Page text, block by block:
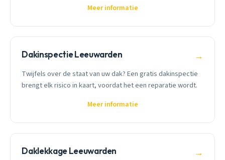
Meer informatie
Dakinspectie Leeuwarden →
Twijfels over de staat van uw dak? Een gratis dakinspectie
brengt elk risico in kaart, voordat het een reparatie wordt.
Meer informatie
Daklekkage Leeuwarden →